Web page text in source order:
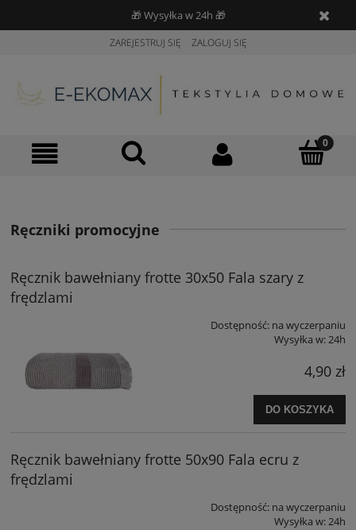
🎁 Wysyłka w 24h 🎁
ZAREJESTRUJ SIĘ ZALOGUJ SIĘ
Ręczniki promocyjne
Ręcznik bawełniany frotte 30x50 Fala szary z
frędzlami
Dostępność: na wyczerpaniu
Wysyłka w:24h
4,90 zł
DO KOSZYKA
Ręcznik bawełniany frotte 50x90 Fala ecru z
frędzlami
Dostępność: na wyczerpaniu
Wysyłka w:24h